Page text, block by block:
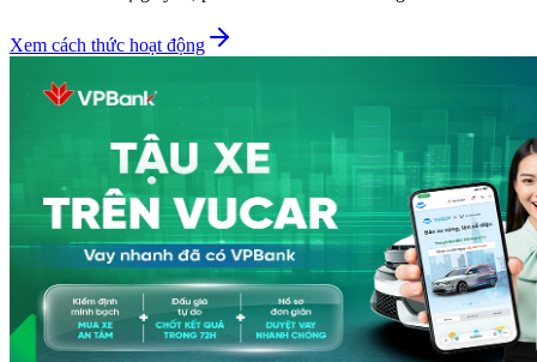
Xem cách thức hoạt động